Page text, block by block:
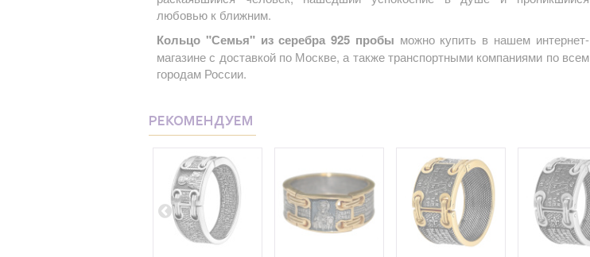
любовью к ближним.
Кольцо "Семья" из серебра 925 пробы можно купить в нашем интернет-
магазине с доставкой по Москве, а также транспортными компаниями по всем
городам России.
РЕКОМЕНДУЕМ